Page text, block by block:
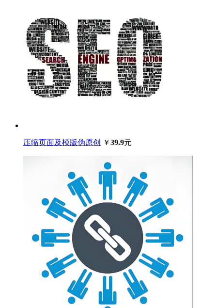
压缩页面及模版伪原创 ￥39.9元